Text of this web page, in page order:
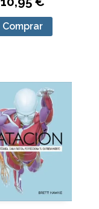
Comprar